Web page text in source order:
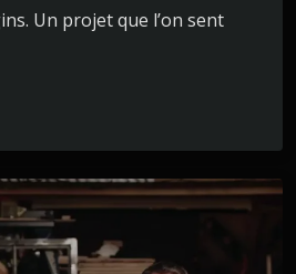
Un projet que l’on sent